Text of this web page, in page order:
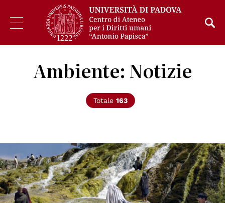
Ambiente: Notizie
Totale 163